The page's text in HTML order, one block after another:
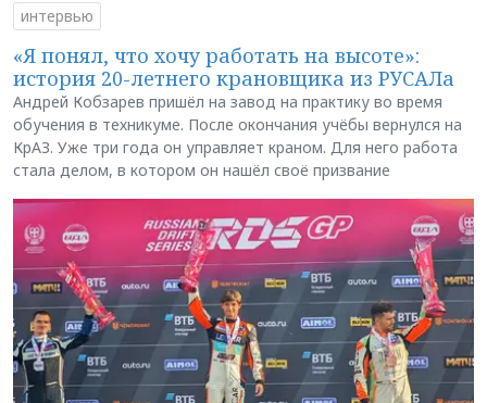
интервью
«Я понял, что хочу работать на высоте»:
история 20-летнего крановщика из РУСАЛа
Андрей Кобзарев пришёл на завод на практику во время
обучения в техникуме. После окончания учёбы вернулся на
КрАЗ. Уже три года он управляет краном. Для него работа
стала делом, в котором он нашёл своё призвание